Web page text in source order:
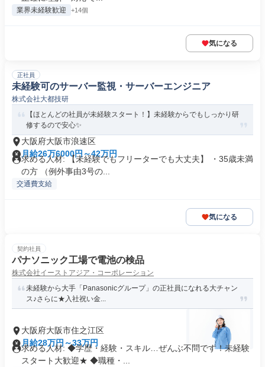
業界未経験歓迎 +14個
気になる
正社員
未経験可のサーバー監視・サーバーエンジニア
株式会社大都技研
【ほとんどの社員が未経験スタート！】未経験からでもしっかり研
修するので安心✨
大阪府大阪市浪速区
月給26万6000円～42万円
求める人材: 【未経験でもフリーターでも大丈夫】 ・35歳未満
の方 （例外事由3号の...
交通費支給
気になる
契約社員
パナソニック工場で電池の検品
株式会社イーストアジア・コーポレーション
未経験から大手「Panasonicグループ」の正社員になれる大チャン
ス♪さらに★入社祝い金...
大阪府大阪市住之江区
月給28万円～33万円
求める人材: ◆学歴・経験・スキル…ぜんぶ不問です！未経験
スタート大歓迎★ ◆職種・...